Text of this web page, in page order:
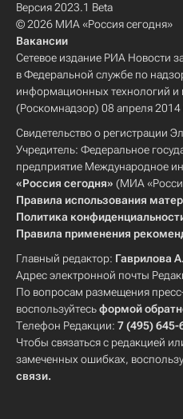
Версия 2023.1 Beta
© 2026 МИА «Россия сегодня»
Вакансии
Сетевое издание РИА Новости
в Федеральной службе по
информационных технологий
(Роскомнадзор) 08 апреля 2014
Свидетельство о регистрации
Учредитель: Федеральное
предприятие Международное
«Россия сегодня» (МИА
Правила использования
Политика
Правила применения
Главный редактор: Гаврилова
Адрес электронной почты
По вопросам размещения
воспользуйтесьформой
Телефон Редакции: 7 (495) 645-
Чтобы связаться с редакцией
замеченных ошибках,
связи.